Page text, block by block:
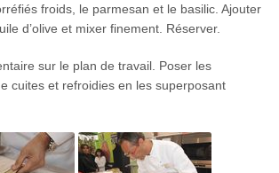
froids, le parmesan et le basilic. Ajouter
d’olive et mixer finement. Réserver.
sur le plan de travail. Poser les
cuites et refroidies en les superposant